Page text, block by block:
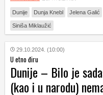
Dunije Dunja Knebl Jelena Galić
Siniša Miklaužić
29.10.2024. (10:00)
U etno điru
Dunije – Bilo je
(kao i u narodu)